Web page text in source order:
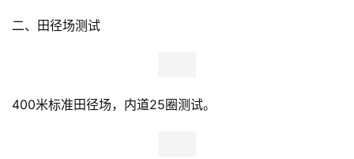
二、田径场测试
400米标准田径场，内道25圈测试。